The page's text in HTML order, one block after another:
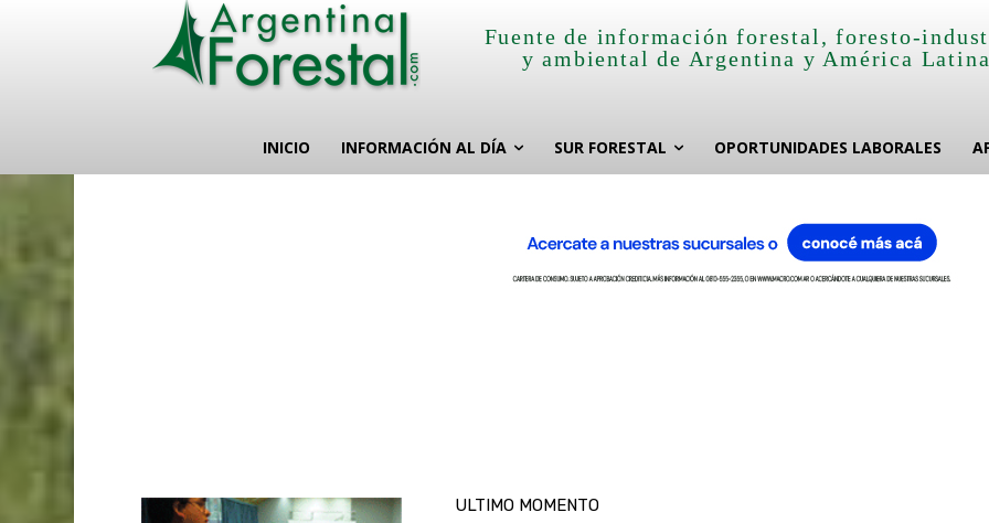
Fuente de información forestal, foresto-
y ambiental de Argentina y América
INICIO INFORMACIÓN AL DÍA SUR FORESTAL OPORTUNIDADES LABORALES
ULTIMO MOMENTO